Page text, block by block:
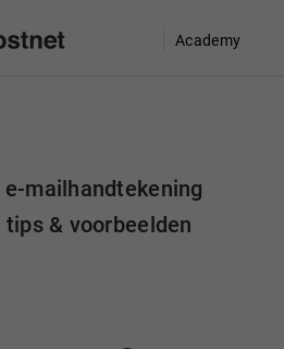
Academy
mailhandtekening
& voorbeelden